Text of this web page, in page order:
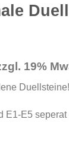
19%
Duellsteine!
E1-E5